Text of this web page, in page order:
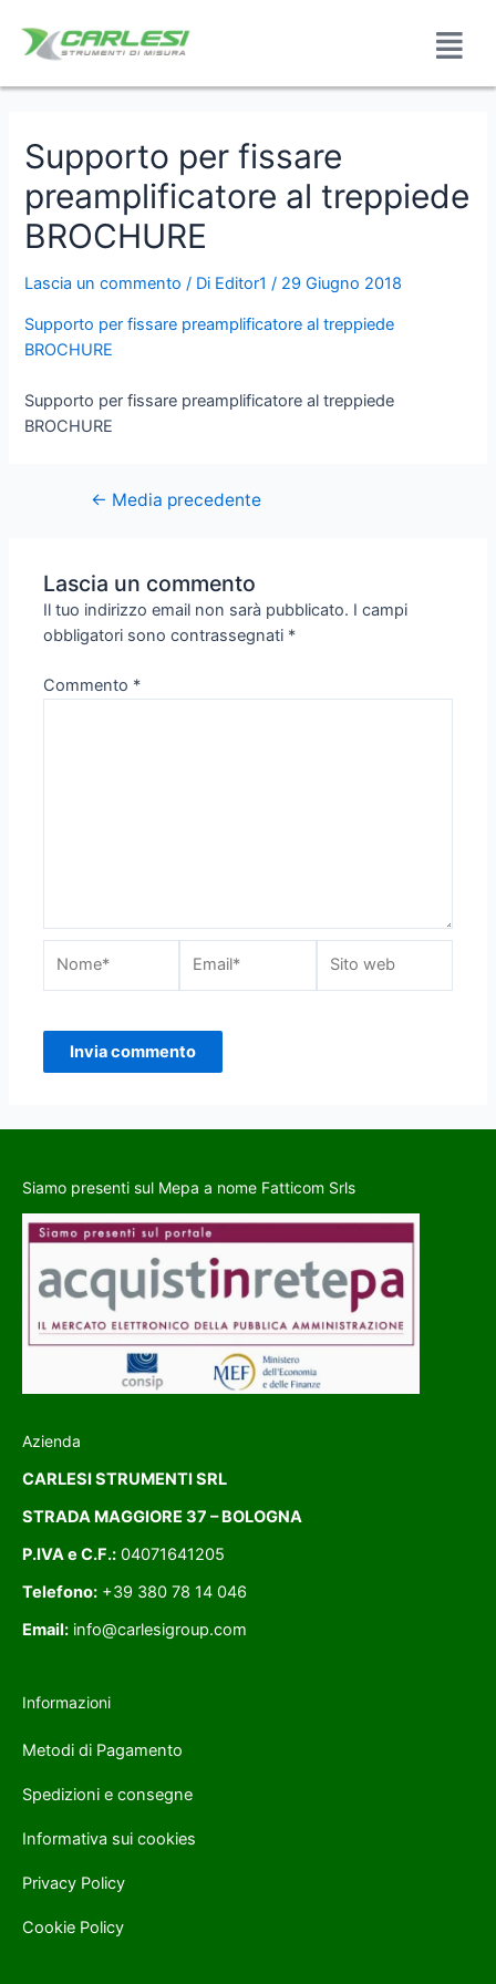
Supporto per fissare
preamplificatore al treppiede
BROCHURE
Lascia un commento / Di Editor1 / 29 Giugno 2018
Supporto per fissare preamplificatore al treppiede
BROCHURE
Supporto per fissare preamplificatore al treppiede
BROCHURE
← Media precedente
Lascia un commento
Il tuo indirizzo email non sarà pubblicato. I campi
obbligatori sono contrassegnati *
Commento *
Siamo presenti sul Mepa a nome Fatticom Srls
Azienda
CARLESI STRUMENTI SRL
STRADA MAGGIORE 37 – BOLOGNA
P.IVA e C.F.: 04071641205
Telefono: +39 380 78 14 046
Email: info@carlesigroup.com
Informazioni
Metodi di Pagamento
Spedizioni e consegne
Informativa sui cookies
Privacy Policy
Cookie Policy